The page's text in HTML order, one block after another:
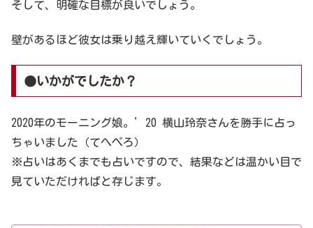
そして、明確な目標が良いでしょう。
壁があるほど彼女は乗り越え輝いていくでしょう。
●いかがでしたか？
2020年のモーニング娘。’20 横山玲奈さんを勝手に占っ
ちゃいました（てへぺろ）
※占いはあくまでも占いですので、結果などは温かい目で
見ていただければと存じます。